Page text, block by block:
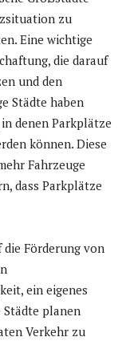
zu
Eine wichtige
die darauf
und den
Städte haben
denen Parkplätze
können. Diese
Fahrzeuge
dass Parkplätze
Förderung von
ein eigenes
planen
Verkehr zu